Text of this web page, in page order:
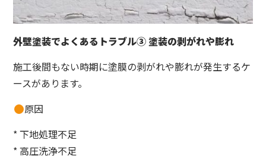
外壁塗装でよくあるトラブル③ 塗装の剥がれや膨れ
施工後間もない時期に塗膜の剥がれや膨れが発生するケ
ースがあります。
原因
* 下地処理不足
* 高圧洗浄不足